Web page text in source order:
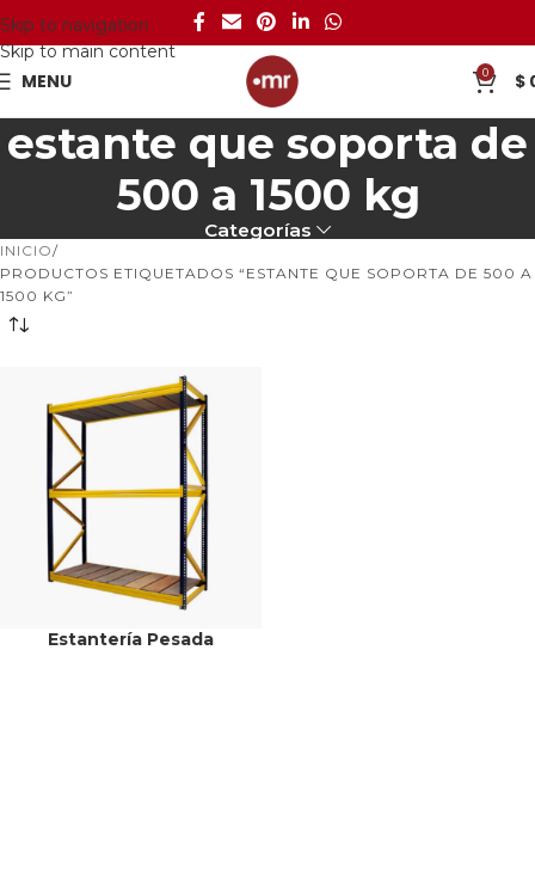
Skip to navigation
Skip to main content
MENU 0 $
estante que soporta de
500 a 1500 kg
Categorías
INICIO
PRODUCTOS ETIQUETADOS “ESTANTE QUE SOPORTA DE 500 A
1500 KG”
Estantería Pesada